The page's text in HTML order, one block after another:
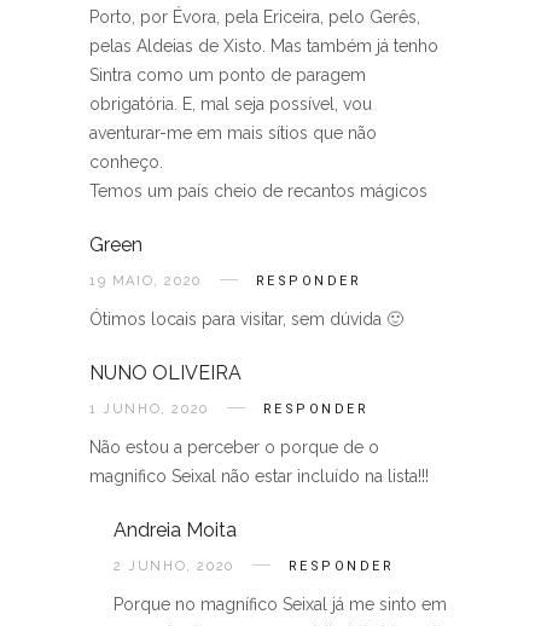
Porto, por Évora, pela Ericeira, pelo Gerês,
pelas Aldeias de Xisto. Mas também já tenho
Sintra como um ponto de paragem
obrigatória. E, mal seja possível, vou
aventurar-me em mais sítios que não
conheço.
Temos um país cheio de recantos mágicos
Green
19 MAIO, 2020 RESPONDER
Ótimos locais para visitar, sem dúvida 🙂
NUNO OLIVEIRA
1 JUNHO, 2020 RESPONDER
Não estou a perceber o porque de o
magnifico Seixal não estar incluído na lista!!!
Andreia Moita
2 JUNHO, 2020 RESPONDER
Porque no magnífico Seixal já me sinto em